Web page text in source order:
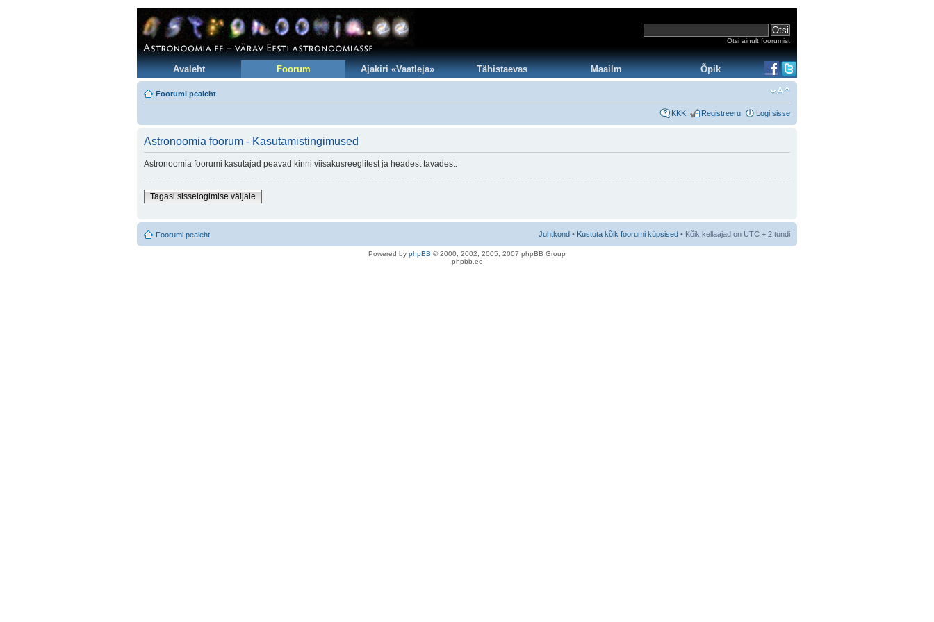
Otsi ainult foorumist
Avaleht Foorum Ajakiri «Vaatleja» Tähistaevas Maailm Õpik
Foorumi pealeht
KKK Registreeru Logi sisse
Astronoomia foorum - Kasutamistingimused
Astronoomia foorumi kasutajad peavad kinni viisakusreeglitest ja headest tavadest.
Tagasi sisselogimise väljale
Foorumi pealeht Juhtkond • Kustuta kõik foorumi küpsised • Kõik kellaajad on UTC + 2 tundi
Powered by phpBB © 2000, 2002, 2005, 2007 phpBB Group
phpbb.ee